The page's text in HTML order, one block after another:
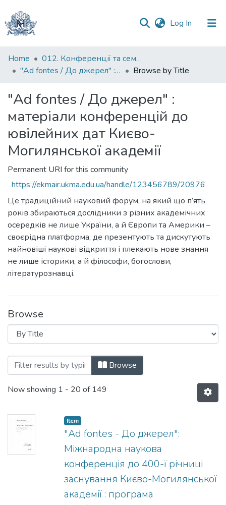
Log In (current)
Communities
&
All of DSpace
Home
012. Конференції та семінари НаУКМА
"Ad fontes / До джерел" : матеріали конференцій до ювілейних дат Києво-Могилянської академії
Browse by Title
"Ad fontes / До джерел" :
матеріали конференцій до
ювілейних дат Києво-
Могилянської академії
Permanent URI for this community
https://ekmair.ukma.edu.ua/handle/123456789/20976
Це традиційний науковий форум, на який що п’ять
років збираються дослідники з різних академічних
осередків не лише України, а й Європи та Америки –
своєрідна платформа, де презентують та дискутують
найновіші наукові відкриття і плекають нове знання
не лише історики, а й філософи, богослови,
літературознавці.
Browse
Browsing "Ad fontes / До джерел" :
Browse
Now showing 1 - 20 of 149
Item
"Ad fontes - До джерел":
Міжнародна наукова
конференція до 400-ї річниці
заснування Києво-Могилянської
академії : програма